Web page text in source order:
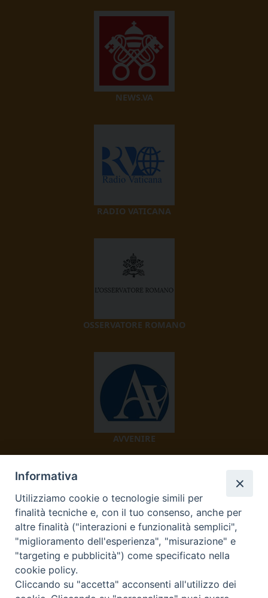
NEWS.VA
RADIO VATICANA
OSSERVATORE ROMANO
AVVENIRE
TV 2000
Informativa
Utilizziamo cookie o tecnologie simili per
finalità tecniche e, con il tuo consenso, anche per
altre finalità ("interazioni e funzionalità semplici",
"miglioramento dell'esperienza", "misurazione" e
"targeting e pubblicità") come specificato nella
cookie policy.
Cliccando su "accetta" acconsenti all'utilizzo dei